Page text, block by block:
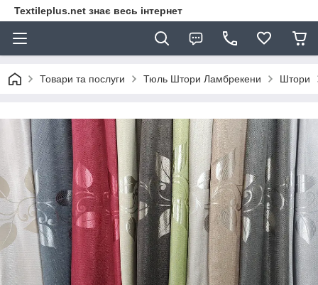
Textileplus.net знає весь інтернет
Товари та послуги Тюль Штори Ламбрекени Штори